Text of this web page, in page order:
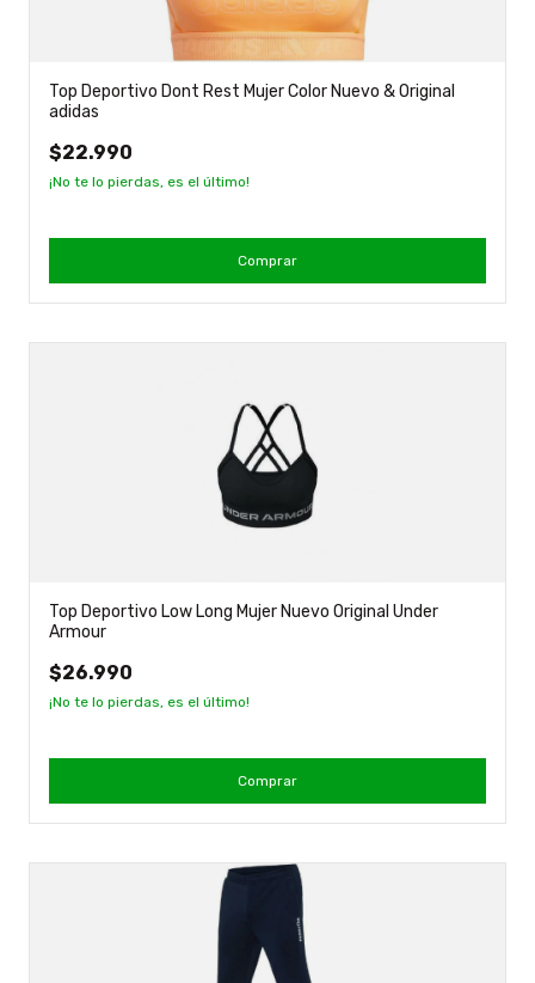
Top Deportivo Dont Rest Mujer Color Nuevo & Original
adidas
$22.990
¡No te lo pierdas, es el último!
Comprar
Top Deportivo Low Long Mujer Nuevo Original Under
Armour
$26.990
¡No te lo pierdas, es el último!
Comprar